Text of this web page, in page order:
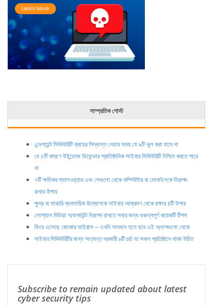
সাম্প্রতিক পোস্ট
এন্ডপয়েন্ট সিকিউরিটি ক্রয়ের সিদ্ধান্ত নেয়ার সময় যে ৯টি ভুল করা যাবে না
যে ৫টি কারণে উইন্ডোজ ডিফেন্ডার প্রাতিষ্ঠানিক সাইবার সিকিউরিটি নিশ্চিত করতে পারে
না
৭টি ক্ষতিকর ম্যালওয়্যার এবং সেগুলো থেকে কম্পিউটার বা মোবাইলকে নিরাপদ
রাখার উপায়
ক্ষুদ্র বা মাঝারি ব্যবসায়িক উদ্যোগকে সাইবার আক্রমণ থেকে রক্ষার ৪টি উপায়
সোশ্যাল মিডিয়া অ্যাকাউন্ট নিরাপদ রাখতে সবার জন্য গুরুত্বপূর্ণ কয়েকটি টিপস
ফিরে এসেছে জোকার ভাইরাস – এখনি সাবধান হতে হবে এই অ্যাপগুলো থেকে
সাইবার সিকিউরিটির জন্য অত্যন্ত দরকারী ৬টি চর্চা যা সকল প্রতিষ্ঠানে থাকা উচিত
Subscribe to remain updated about latest
cyber security tips